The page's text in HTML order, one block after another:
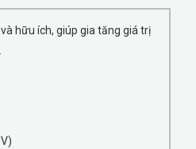
hữu ích, giúp gia tăng giá trị